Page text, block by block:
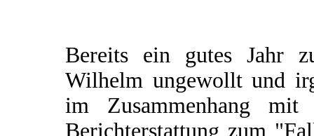
Bereits ein gutes Jahr
Wilhelm ungewollt und
im Zusammenhang mit
Berichterstattung zum